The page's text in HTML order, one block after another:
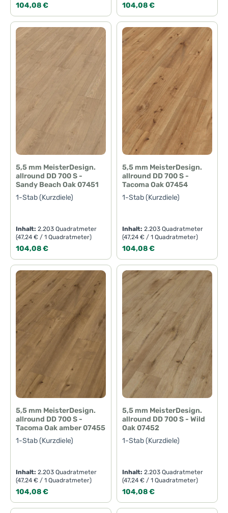
Regulärer Preis:
104,08 € Regulärer Preis:
104,08 €
5,5 mm MeisterDesign.
allround DD 700 S -
Sandy Beach Oak 07451
1-Stab (Kurzdiele)
Inhalt:2.203 Quadratmeter
(47,24 € / 1 Quadratmeter)
Regulärer Preis:
104,08 €
5,5 mm MeisterDesign.
allround DD 700 S -
Tacoma Oak 07454
1-Stab (Kurzdiele)
Inhalt:2.203 Quadratmeter
(47,24 € / 1 Quadratmeter)
Regulärer Preis:
104,08 €
5,5 mm MeisterDesign.
allround DD 700 S -
Tacoma Oak amber 07455
1-Stab (Kurzdiele)
Inhalt:2.203 Quadratmeter
(47,24 € / 1 Quadratmeter)
Regulärer Preis:
104,08 €
5,5 mm MeisterDesign.
allround DD 700 S - Wild
Oak 07452
1-Stab (Kurzdiele)
Inhalt:2.203 Quadratmeter
(47,24 € / 1 Quadratmeter)
Regulärer Preis:
104,08 €